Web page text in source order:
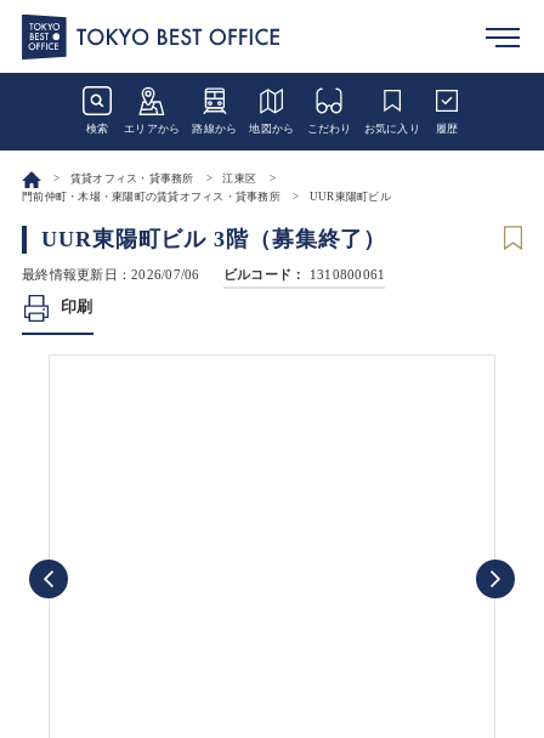
検索 エリアから 路線から 地図から こだわり お気に入り 履歴
賃貸オフィス・貸事務所
江東区
門前仲町・木場・東陽町の賃貸オフィス・貸事務所
UUR東陽町ビル
UUR東陽町ビル 3階（募集終了）
最終情報更新日：2026/07/06 ビルコード： 1310800061
印刷